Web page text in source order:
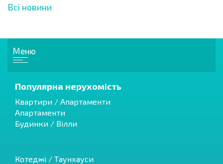
Всі новини
Меню
Популярна нерухомість
Квартири / Апартаменти
Апартаменти
Будинки / Вілли
Котеджі / Таунхауси